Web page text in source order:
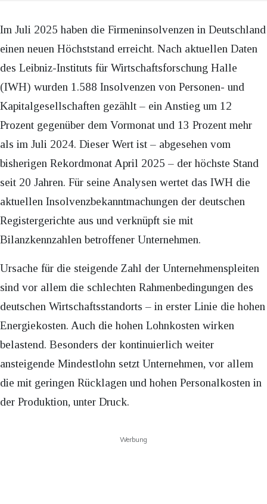
Im Juli 2025 haben die Firmeninsolvenzen in Deutschland
einen neuen Höchststand erreicht. Nach aktuellen Daten
des Leibniz-Instituts für Wirtschaftsforschung Halle
(IWH) wurden 1.588 Insolvenzen von Personen- und
Kapitalgesellschaften gezählt – ein Anstieg um 12
Prozent gegenüber dem Vormonat und 13 Prozent mehr
als im Juli 2024. Dieser Wert ist – abgesehen vom
bisherigen Rekordmonat April 2025 – der höchste Stand
seit 20 Jahren. Für seine Analysen wertet das IWH die
aktuellen Insolvenzbekanntmachungen der deutschen
Registergerichte aus und verknüpft sie mit
Bilanzkennzahlen betroffener Unternehmen.
Ursache für die steigende Zahl der Unternehmenspleiten
sind vor allem die schlechten Rahmenbedingungen des
deutschen Wirtschaftsstandorts – in erster Linie die hohen
Energiekosten. Auch die hohen Lohnkosten wirken
belastend. Besonders der kontinuierlich weiter
ansteigende Mindestlohn setzt Unternehmen, vor allem
die mit geringen Rücklagen und hohen Personalkosten in
der Produktion, unter Druck.
Werbung